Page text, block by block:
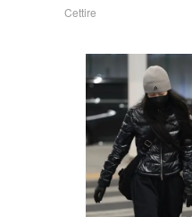
Cettire